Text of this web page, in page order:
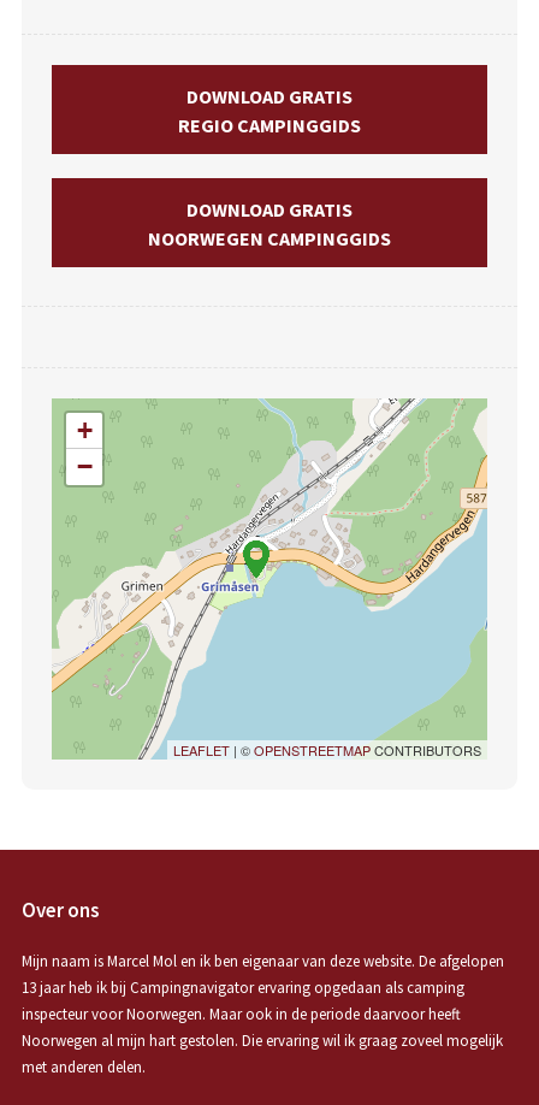
DOWNLOAD GRATIS
REGIO CAMPINGGIDS
DOWNLOAD GRATIS
NOORWEGEN CAMPINGGIDS
+
−
LEAFLET | ©OPENSTREETMAPCONTRIBUTORS
Over ons
Mijn naam is Marcel Mol en ik ben eigenaar van deze website. De afgelopen
13 jaar heb ik bij Campingnavigator ervaring opgedaan als camping
inspecteur voor Noorwegen. Maar ook in de periode daarvoor heeft
Noorwegen al mijn hart gestolen. Die ervaring wil ik graag zoveel mogelijk
met anderen delen.